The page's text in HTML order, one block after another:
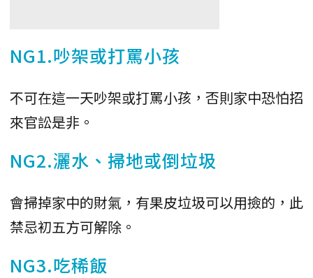
NG1.吵架或打罵小孩
不可在這一天吵架或打罵小孩，否則家中恐怕招
來官訟是非。
NG2.灑水、掃地或倒垃圾
會掃掉家中的財氣，有果皮垃圾可以用撿的，此
禁忌初五方可解除。
NG3.吃稀飯